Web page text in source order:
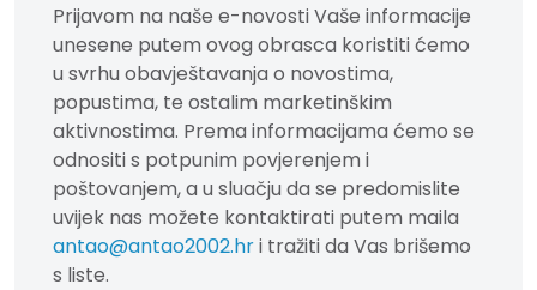
Prijavom na naše e-novosti Vaše informacije
unesene putem ovog obrasca koristiti ćemo
u svrhu obavještavanja o novostima,
popustima, te ostalim marketinškim
aktivnostima. Prema informacijama ćemo se
odnositi s potpunim povjerenjem i
poštovanjem, a u sluačju da se predomislite
uvijek nas možete kontaktirati putem maila
antao@antao2002.hri tražiti da Vas brišemo
s liste.